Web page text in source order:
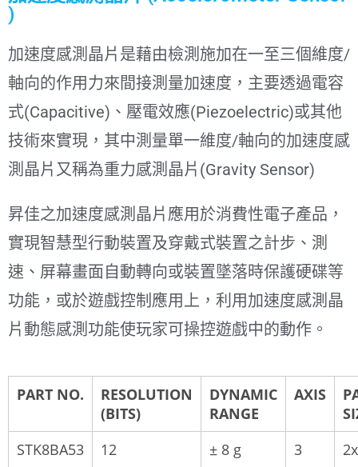
)
加速度感測晶片是藉由檢測施加在一至三個維度/
軸向的作用力來間接測量加速度，主要透過電容
式(Capacitive)、壓電效應(Piezoelectric)或其他
技術來實現，其中測量單一維度/軸向的加速度感
測晶片又稱為重力感測晶片(Gravity Sensor)
昇佳之加速度感測晶片應用於消費性電子產品，
實現智慧型行動裝置及穿戴式裝置之計步、測
速、屏幕畫面自動轉向或裝置墜落時保護硬碟等
功能，或於遊戲控制應用上，利用加速度感測晶
片動態感測功能使玩家可操控遊戲中的動作。
PART NO.
RESOLUTION
(BITS)
DYNAMIC
RANGE
AXIS
STK8BA53
12 ± 8 g 3